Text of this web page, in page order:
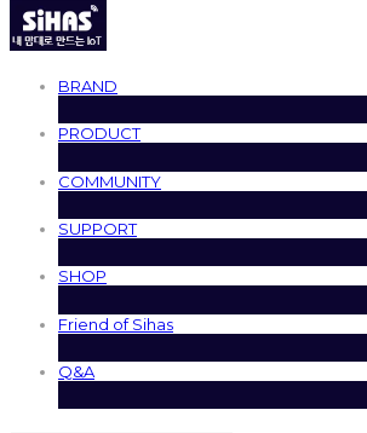
BRAND
PRODUCT
COMMUNITY
SUPPORT
SHOP
Friend of Sihas
Q&A